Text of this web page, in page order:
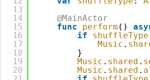
13
14
15
16
17
18
19
20
@MainActor
func
perform ()
if
shuffleType
Music .
}
Music . shared .
Music . shared .